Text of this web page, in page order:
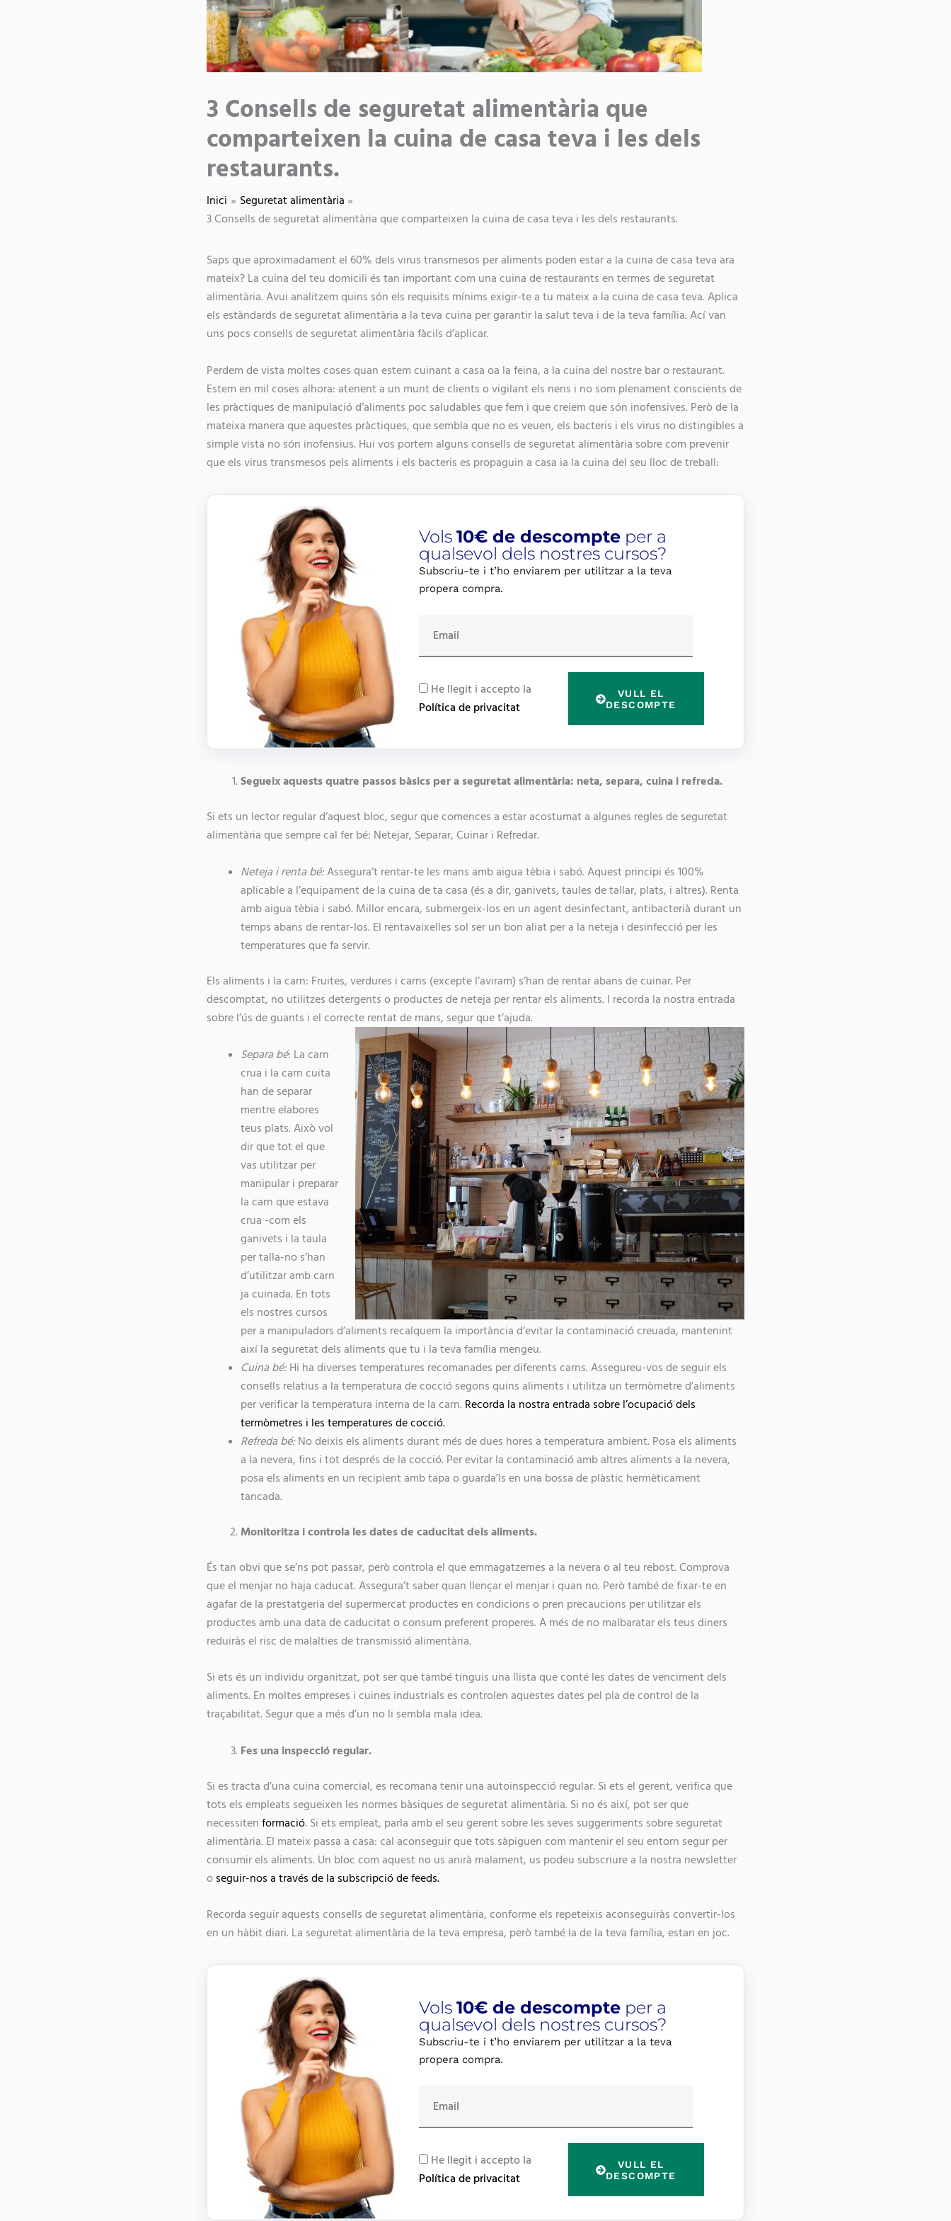
3 Consells de seguretat alimentària que
comparteixen la cuina de casa teva i les dels
restaurants.
Inici
Seguretat alimentària
3 Consells de seguretat alimentària que comparteixen la cuina de casa teva i les dels restaurants.
Saps que aproximadament el 60% dels virus transmesos per aliments poden estar a la cuina de casa teva ara
mateix? La cuina del teu domicili és tan important com una cuina de restaurants en termes de seguretat
alimentària. Avui analitzem quins són els requisits mínims exigir-te a tu mateix a la cuina de casa teva. Aplica
els estàndards de seguretat alimentària a la teva cuina per garantir la salut teva i de la teva família. Ací van
uns pocs consells de seguretat alimentària fàcils d’aplicar.
Perdem de vista moltes coses quan estem cuinant a casa oa la feina, a la cuina del nostre bar o restaurant.
Estem en mil coses alhora: atenent a un munt de clients o vigilant els nens i no som plenament conscients de
les pràctiques de manipulació d’aliments poc saludables que fem i que creiem que són inofensives. Però de la
mateixa manera que aquestes pràctiques, que sembla que no es veuen, els bacteris i els virus no distingibles a
simple vista no són inofensius. Hui vos portem alguns consells de seguretat alimentària sobre com prevenir
que els virus transmesos pels aliments i els bacteris es propaguin a casa ia la cuina del seu lloc de treball:
Vols 10€ de descompteper a
qualsevol dels nostres cursos?
Subscriu-te i t’ho enviarem per utilitzar a la teva
propera compra.
a
l
R
He llegit i accepto la
Política de privacitat
VULL EL
DESCOMPTE
Segueix aquests quatre passos bàsics per a seguretat alimentària: neta, separa, cuina i refreda.
Si ets un lector regular d’aquest bloc, segur que comences a estar acostumat a algunes regles de seguretat
alimentària que sempre cal fer bé: Netejar, Separar, Cuinar i Refredar.
Neteja i renta bé:Assegura’t rentar-te les mans amb aigua tèbia i sabó. Aquest principi és 100%
aplicable a l’equipament de la cuina de ta casa (és a dir, ganivets, taules de tallar, plats, i altres). Renta
amb aigua tèbia i sabó. Millor encara, submergeix-los en un agent desinfectant, antibacterià durant un
temps abans de rentar-los. El rentavaixelles sol ser un bon aliat per a la neteja i desinfecció per les
temperatures que fa servir.
Els aliments i la carn: Fruites, verdures i carns (excepte l’aviram) s’han de rentar abans de cuinar. Per
descomptat, no utilitzes detergents o productes de neteja per rentar els aliments. I recorda la nostra entrada
sobre l’ús de guants i el correcte rentat de mans, segur que t’ajuda.
Separa bé: La carn
crua i la carn cuita
han de separar
mentre elabores
teus plats. Això vol
dir que tot el que
vas utilitzar per
manipular i preparar
la carn que estava
crua -com els
ganivets i la taula
per talla-no s’han
d’utilitzar amb carn
ja cuinada. En tots
els nostres cursos
per a manipuladors d’aliments recalquem la importància d’evitar la contaminació creuada, mantenint
així la seguretat dels aliments que tu i la teva família mengeu.
Cuina bé:Hi ha diverses temperatures recomanades per diferents carns. Assegureu-vos de seguir els
consells relatius a la temperatura de cocció segons quins aliments i utilitza un termòmetre d’aliments
per verificar la temperatura interna de la carn. Recorda la nostra entrada sobre l’ocupació dels
termòmetres i les temperatures de cocció.
Refreda bé:No deixis els aliments durant més de dues hores a temperatura ambient. Posa els aliments
a la nevera, fins i tot després de la cocció. Per evitar la contaminació amb altres aliments a la nevera,
posa els aliments en un recipient amb tapa o guarda’ls en una bossa de plàstic hermèticament
tancada.
Monitoritza i controla les dates de caducitat dels aliments.
És tan obvi que se’ns pot passar, però controla el que emmagatzemes a la nevera o al teu rebost. Comprova
que el menjar no haja caducat. Assegura’t saber quan llençar el menjar i quan no. Però també de fixar-te en
agafar de la prestatgeria del supermercat productes en condicions o pren precaucions per utilitzar els
productes amb una data de caducitat o consum preferent properes. A més de no malbaratar els teus diners
reduiràs el risc de malalties de transmissió alimentària.
Si ets és un individu organitzat, pot ser que també tinguis una llista que conté les dates de venciment dels
aliments. En moltes empreses i cuines industrials es controlen aquestes dates pel pla de control de la
traçabilitat. Segur que a més d’un no li sembla mala idea.
Fes una inspecció regular.
Si es tracta d’una cuina comercial, es recomana tenir una autoinspecció regular. Si ets el gerent, verifica que
tots els empleats segueixen les normes bàsiques de seguretat alimentària. Si no és així, pot ser que
necessiten formació. Si ets empleat, parla amb el seu gerent sobre les seves suggeriments sobre seguretat
alimentària. El mateix passa a casa: cal aconseguir que tots sàpiguen com mantenir el seu entorn segur per
consumir els aliments. Un bloc com aquest no us anirà malament, us podeu subscriure a la nostra newsletter
o seguir-nos a través de la subscripció de feeds.
Recorda seguir aquests consells de seguretat alimentària, conforme els repeteixis aconseguiràs convertir-los
en un hàbit diari. La seguretat alimentària de la teva empresa, però també la de la teva família, estan en joc.
Vols 10€ de descompteper a
qualsevol dels nostres cursos?
Subscriu-te i t’ho enviarem per utilitzar a la teva
propera compra.
a
l
R
He llegit i accepto la
Política de privacitat
VULL EL
DESCOMPTE